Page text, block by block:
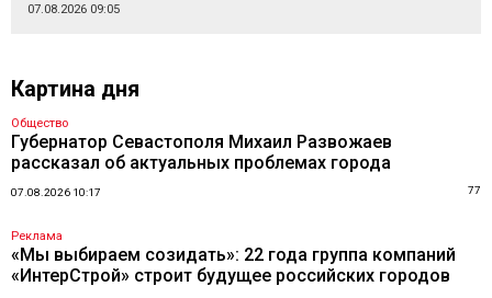
07.08.2026 09:05
Картина дня
Общество
Губернатор Севастополя Михаил Развожаев
рассказал об актуальных проблемах города
07.08.2026 10:17 77
Реклама
«Мы выбираем созидать»: 22 года группа компаний
«ИнтерСтрой» строит будущее российских городов